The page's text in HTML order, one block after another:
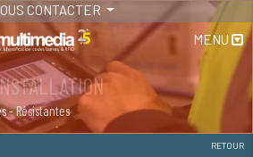
CONTACTER
MENU
- Résistantes
RETOUR